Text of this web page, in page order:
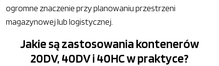
ogromne znaczenie przy planowaniu przestrzeni
magazynowej lub logistycznej.
Jakie są zastosowania kontenerów
20DV, 40DV i 40HC w praktyce?